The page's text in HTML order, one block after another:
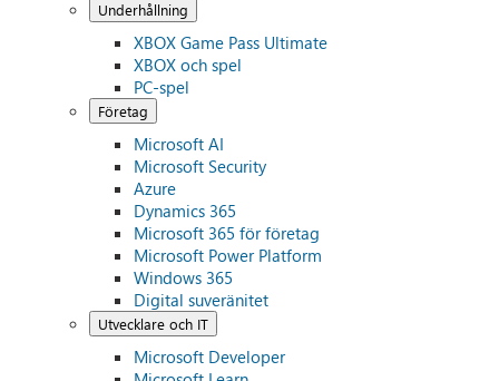
Underhållning
XBOX Game Pass Ultimate
XBOX och spel
PC-spel
Företag
Microsoft AI
Microsoft Security
Azure
Dynamics 365
Microsoft 365 för företag
Microsoft Power Platform
Windows 365
Digital suveränitet
Utvecklare och IT
Microsoft Developer